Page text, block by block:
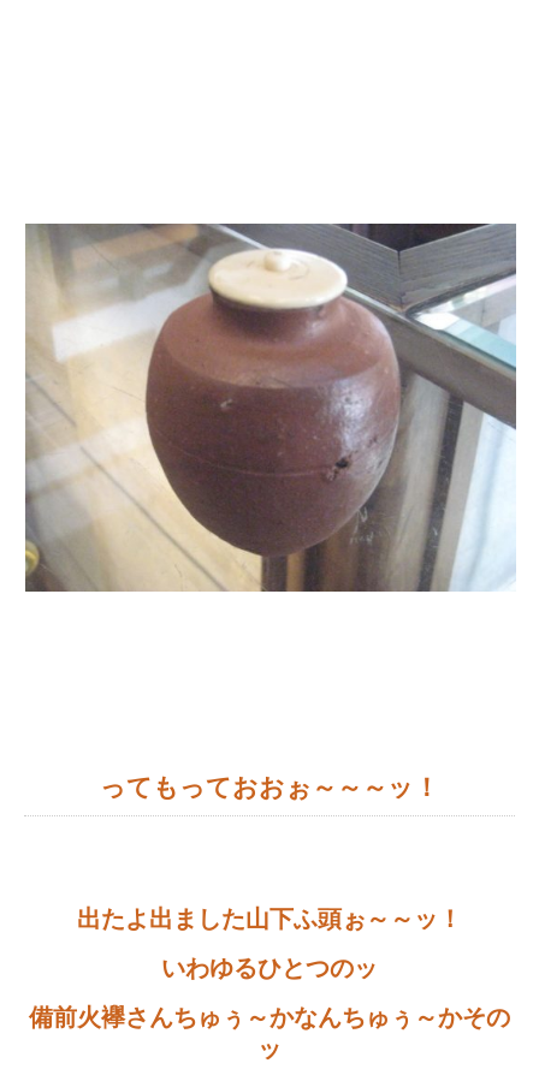
ってもっておおぉ～～～ッ！
出たよ出ました山下ふ頭ぉ～～ッ！
いわゆるひとつのッ
備前火襷さんちゅぅ～かなんちゅぅ～かその
ッ